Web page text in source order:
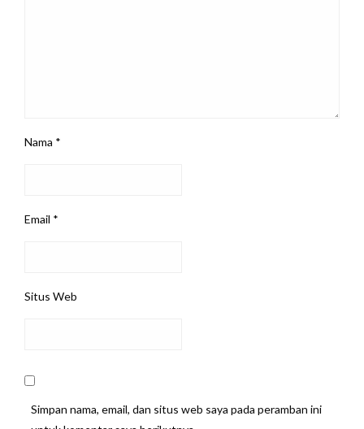
Nama *
Email *
Situs Web
Simpan nama, email, dan situs web saya pada peramban ini